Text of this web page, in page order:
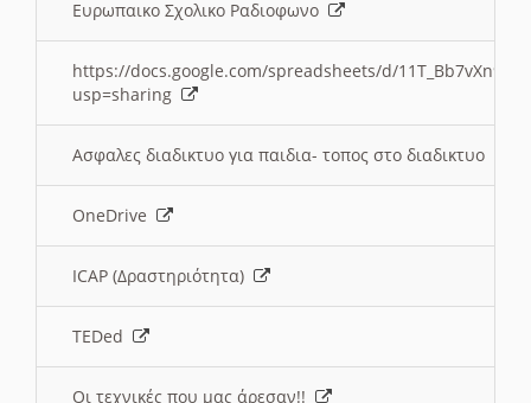
Ευρωπαικο Σχολικο Ραδιοφωνο
https://docs.google.com/spreadsheets/d/
usp=sharing
Ασφαλες διαδικτυο για παιδια- τοπος στο διαδικτυο
OneDrive
ICAP (Δραστηριότητα)
TEDed
Οι τεχνικές που μας άρεσαν!!